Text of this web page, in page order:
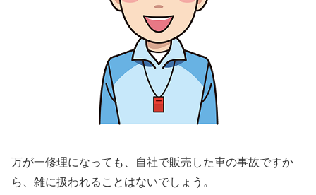
万が一修理になっても、自社で販売した車の事故ですか
ら、雑に扱われることはないでしょう。